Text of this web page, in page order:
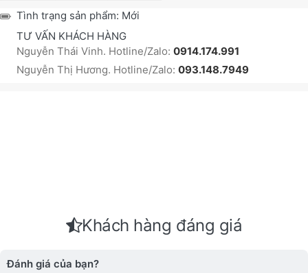
Tình trạng sản phẩm: Mới
TƯ VẤN KHÁCH HÀNG
Nguyễn Thái Vinh. Hotline/Zalo: 0914.174.991
Nguyễn Thị Hương. Hotline/Zalo: 093.148.7949
Khách hàng đáng giá
Đánh giá của bạn?